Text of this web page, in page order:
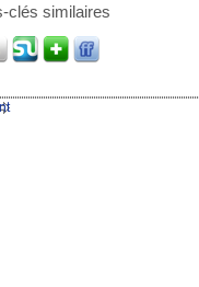
clés similaires